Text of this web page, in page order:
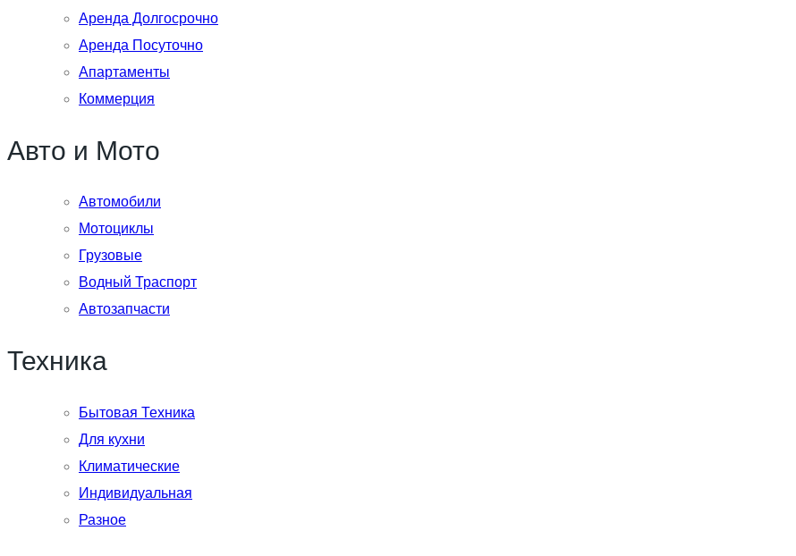
Аренда Долгосрочно
Аренда Посуточно
Апартаменты
Коммерция
Авто и Мото
Автомобили
Мотоциклы
Грузовые
Водный Траспорт
Автозапчасти
Техника
Бытовая Техника
Для кухни
Климатические
Индивидуальная
Разное